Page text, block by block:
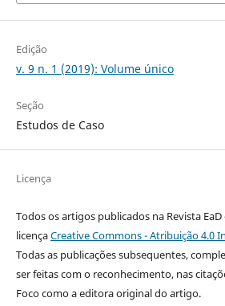
Edição
v. 9 n. 1 (2019): Volume único
Seção
Estudos de Caso
Licença
Todos os artigos publicados na Revista
licençaCreative Commons - Atribuição 4.0
Todas as publicações subsequentes,
ser feitas com o reconhecimento, nas
Foco como a editora original do artigo.